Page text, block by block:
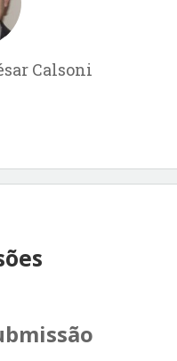
Calsoni